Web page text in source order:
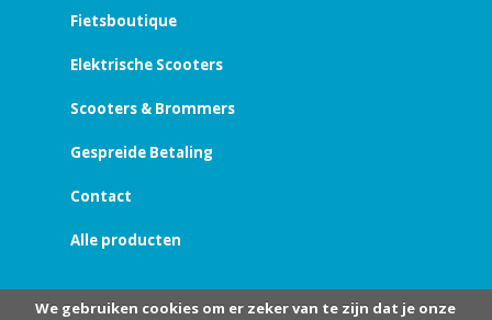
Fietsboutique
Elektrische Scooters
Scooters & Brommers
Gespreide Betaling
Contact
Alle producten
We gebruiken cookies om er zeker van te zijn dat je onze